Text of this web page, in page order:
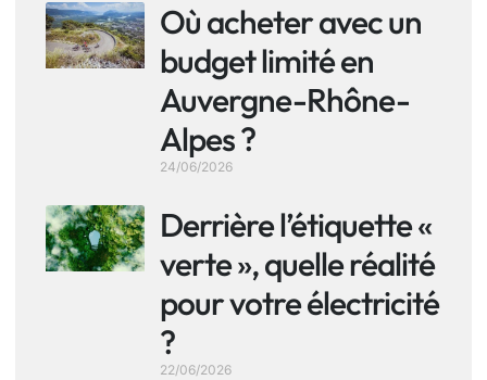
Où acheter avec un
budget limité en
Auvergne-Rhône-
Alpes ?
24/06/2026
Derrière l’étiquette «
verte », quelle réalité
pour votre électricité
?
22/06/2026